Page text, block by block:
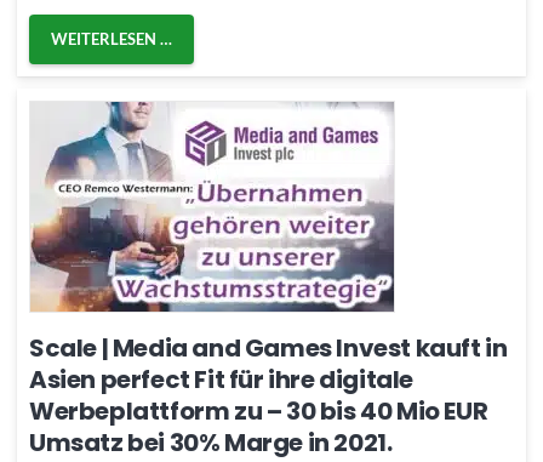
WEITERLESEN …
Scale | Media and Games Invest kauft in
Asien perfect Fit für ihre digitale
Werbeplattform zu – 30 bis 40 Mio EUR
Umsatz bei 30% Marge in 2021.